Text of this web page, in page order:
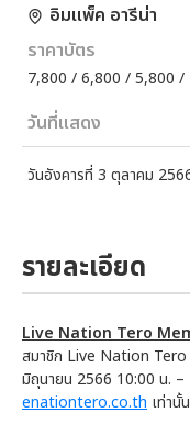
อิมแพ็ค อารีน่า
ราคาบัตร
7,800 / 6,800 / 5,800
วันที่แสดง
วันอังคารที่ 3 ตุลาคม
รายละเอียด
Live Nation Tero
สมาชิก Live Nation Tero
มิถุนายน 2566 10:00 น. –
enationtero.co.th เท่านั้น